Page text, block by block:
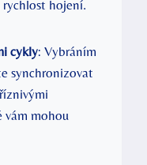
hojení.
cykly: Vybráním
synchronizovat
vám mohou